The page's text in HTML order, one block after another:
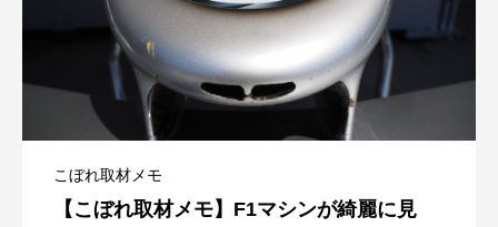
こぼれ取材メモ
【こぼれ取材メモ】F1マシンが綺麗に見